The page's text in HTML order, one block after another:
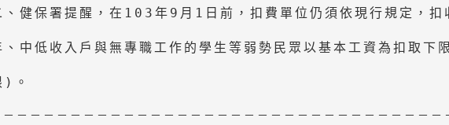
、健保署提醒，在103年9月1日前，扣費單位仍須依現行規定，扣
、中低收入戶與無專職工作的學生等弱勢民眾以基本工資為扣取
)。
－－－－－－－－－－－－－－－－－－－－－－－－－－－－－－－－